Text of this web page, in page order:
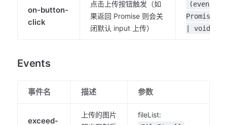
on-button-
click
点击上传按钮触发（如
果返回 Promise 则会关
闭默认 input 上传）
(event:
| void
Events
事件名 描述 参数
exceed-
上传的图片
fileList: